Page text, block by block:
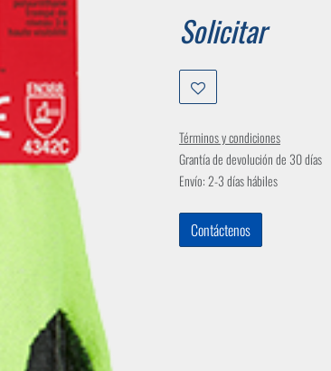
Solicitar
Términos y condiciones
Grantía de devolución de 30 días
Envío: 2-3 días hábiles
Contáctenos